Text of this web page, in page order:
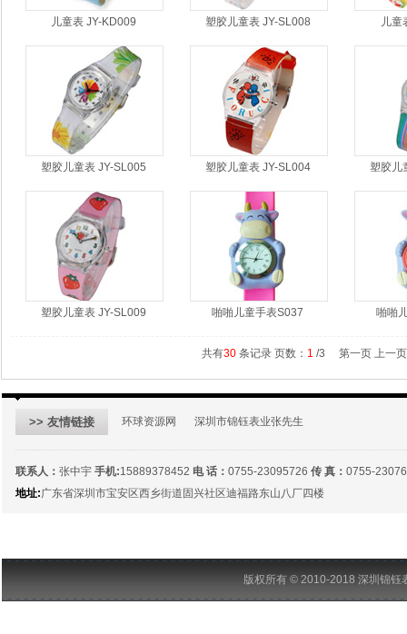
儿童表 JY-KD009 塑胶儿童表 JY-SL008 儿童
塑胶儿童表 JY-SL005 塑胶儿童表 JY-SL004 塑胶儿
塑胶儿童表 JY-SL009 啪啪儿童手表S037 啪啪
共有30 条记录 页数： 1 /3 第一页 上一页
>> 友情链接 环球资源网 深圳市锦钰表业张先生
联系人： 张中宇 手机:15889378452 电 话： 0755-23095726 传 真： 0755-
地址:广东省深圳市宝安区西乡街道固兴社区迪福路东山八厂四楼
版权所有 © 2010-2018 深圳锦